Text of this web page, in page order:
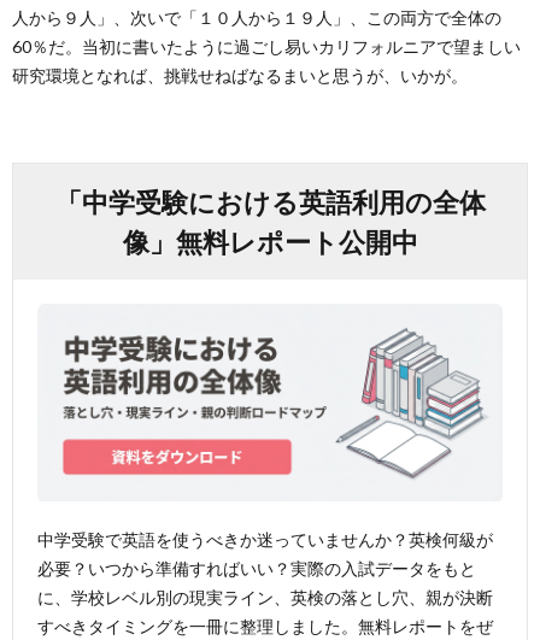
人から９人」、次いで「１０人から１９人」、この両方で全体の
60％だ。当初に書いたように過ごし易いカリフォルニアで望ましい
研究環境となれば、挑戦せねばなるまいと思うが、いかが。
「中学受験における英語利用の全体
像」無料レポート公開中
中学受験で英語を使うべきか迷っていませんか？英検何級が
必要？いつから準備すればいい？実際の入試データをもと
に、学校レベル別の現実ライン、英検の落とし穴、親が決断
すべきタイミングを一冊に整理しました。無料レポートをぜ